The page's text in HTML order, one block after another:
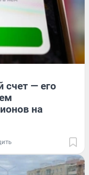
счет — его
на